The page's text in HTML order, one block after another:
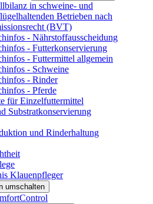
in schweine- und
Betrieben nach
(BVT)
- Nährstoffausscheidung
- Futterkonservierung
- Futtermittel allgemein
- Schweine
- Rinder
- Pferde
für Einzelfuttermittel
Substratkonservierung
und Rinderhaltung
Klauenpfleger
umschalten